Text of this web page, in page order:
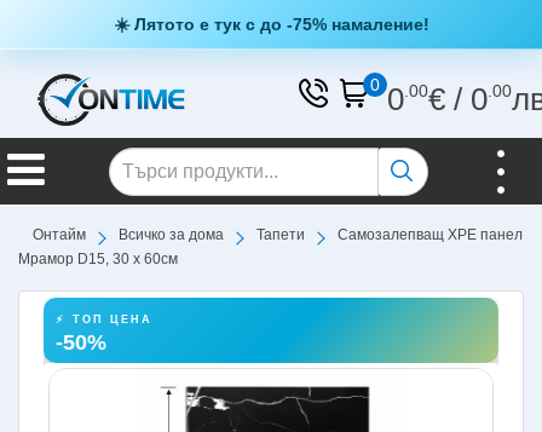
☀️ Лятото е тук с до -75% намаление!
0 0.00€/ 0.00
Онтайм Всичко за дома Тапети
Самозалепващ XPE панел
Мрамор D15, 30 х 60см
⚡ ТОП ЦЕНА
-50%